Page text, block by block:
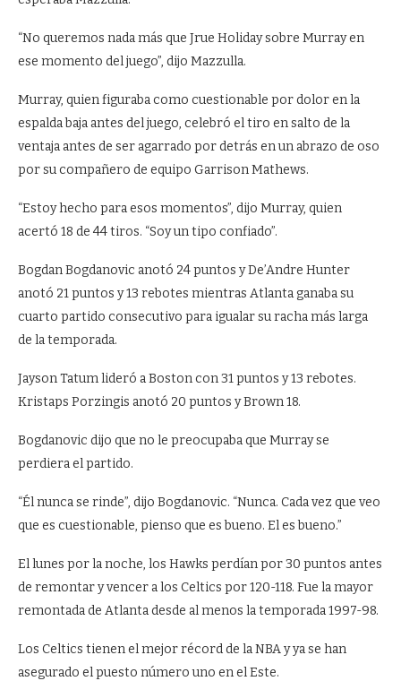
“No queremos nada más que Jrue Holiday sobre Murray en
ese momento del juego”, dijo Mazzulla.
Murray, quien figuraba como cuestionable por dolor en la
espalda baja antes del juego, celebró el tiro en salto de la
ventaja antes de ser agarrado por detrás en un abrazo de oso
por su compañero de equipo Garrison Mathews.
“Estoy hecho para esos momentos”, dijo Murray, quien
acertó 18 de 44 tiros. “Soy un tipo confiado”.
Bogdan Bogdanovic anotó 24 puntos y De’Andre Hunter
anotó 21 puntos y 13 rebotes mientras Atlanta ganaba su
cuarto partido consecutivo para igualar su racha más larga
de la temporada.
Jayson Tatum lideró a Boston con 31 puntos y 13 rebotes.
Kristaps Porzingis anotó 20 puntos y Brown 18.
Bogdanovic dijo que no le preocupaba que Murray se
perdiera el partido.
“Él nunca se rinde”, dijo Bogdanovic. “Nunca. Cada vez que veo
que es cuestionable, pienso que es bueno. El es bueno.”
El lunes por la noche, los Hawks perdían por 30 puntos antes
de remontar y vencer a los Celtics por 120-118. Fue la mayor
remontada de Atlanta desde al menos la temporada 1997-98.
Los Celtics tienen el mejor récord de la NBA y ya se han
asegurado el puesto número uno en el Este.